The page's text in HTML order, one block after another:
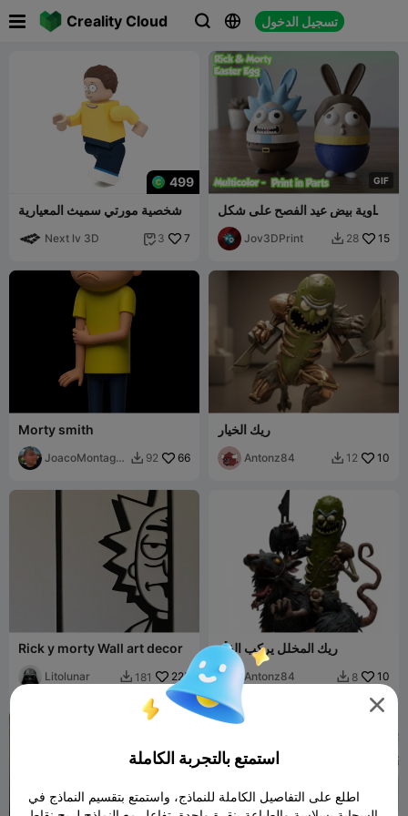
Creality Cloud   تسجيل الدخول
 
499
شخصية مورتي سميث المعيارية
Next lv 3D  3 7
GIF
حاوية بيض عيد الفصح على شكل
ريك ومورتي
Jov3DPrint  28 15
Morty smith
JoacoMontagn
 92 66
ريك الخيار
Antonz84  12 10
Rick y morty Wall art decor
Litolunar  181 225
ريك المخلل يركب الفأر
Antonz84  8 10

استمتع بالتجربة الكاملة
اطلع على التفاصيل الكاملة للنماذج، واستمتع بتقسيم النماذج في